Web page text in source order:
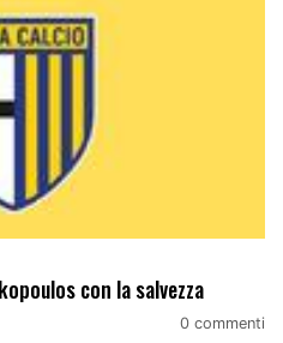
con la salvezza
0 commenti